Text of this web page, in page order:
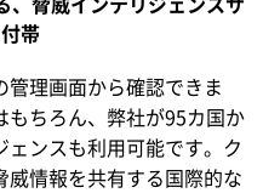
、脅威インテリジェンスサ
帯
管理画面から確認できま
もちろん、弊社が95カ国か
ェンスも利用可能です。ク
威情報を共有する国際的な